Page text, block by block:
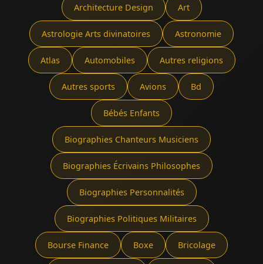
Architecture Design Art
Astrologie Arts divinatoires Astronomie
Atlas Automobiles Autres religions
Autres sports Avions Bd
Bébés Enfants
Biographies Chanteurs Musiciens
Biographies Écrivains Philosophes
Biographies Personnalités
Biographies Politiques Militaires
Bourse Finance Boxe Bricolage